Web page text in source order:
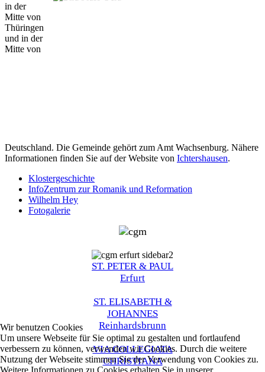
in der
Mitte von
Thüringen
und in der
Mitte von
Deutschland. Die Gemeinde gehört zum Amt Wachsenburg. Nähere
Informationen finden Sie auf der Website von Ichtershausen.
Klostergeschichte
InfoZentrum zur Romanik und Reformation
Wilhelm Hey
Fotogalerie
ST. PETER & PAUL
Erfurt
ST. ELISABETH &
JOHANNES
Reinhardsbrunn
VIA COLLEGIATA
CHRISTIANA
Wir benutzen Cookies
Um unsere Webseite für Sie optimal zu gestalten und fortlaufend
verbessern zu können, verwenden wir Cookies. Durch die weitere
Nutzung der Webseite stimmen Sie der Verwendung von Cookies zu.
Weitere Informationen zu Cookies erhalten Sie in unserer